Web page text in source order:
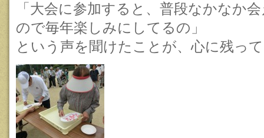
「大会に参加すると、普段なかなか
ので毎年楽しみにしてるの」
という声を聞けたことが、心に残っ